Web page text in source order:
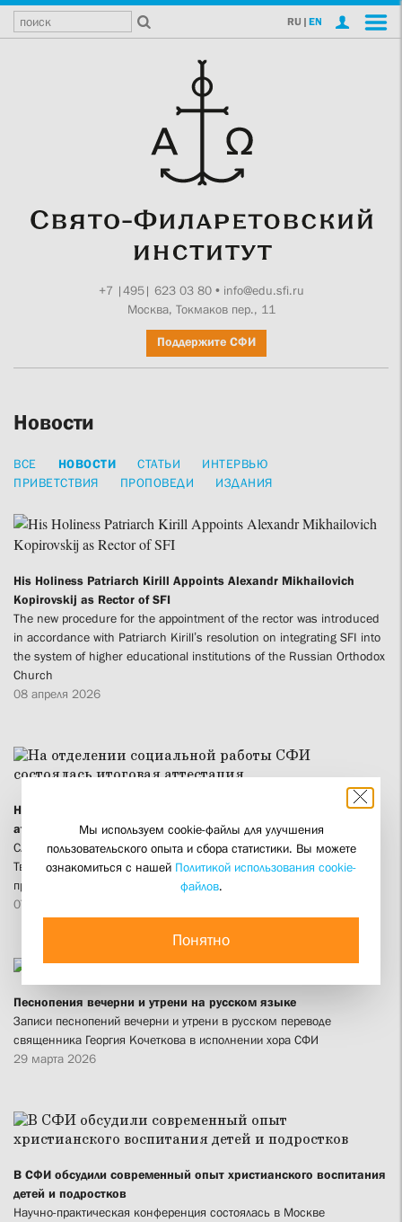
RU | EN
+7 |495| 623 03 80• info@edu.sfi.ru
Москва, Токмаков пер., 11
Поддержите СФИ
Новости
ВСЕ НОВОСТИ СТАТЬИ
ИНТЕРВЬЮ
ПРИВЕТСТВИЯ
ПРОПОВЕДИ ИЗДАНИЯ
His Holiness Patriarch Kirill Appoints Alexandr Mikhailovich
Kopirovskij as Rector of SFI
The new procedure for the appointment of the rector was introduced
in accordance with Patriarch Kirill’s resolution on integrating SFI into
the system of higher educational institutions of the Russian Orthodox
Church
08 апреля 2026
На отделении социальной работы СФИ состоялась итоговая
аттестация
Слушатели из Москвы, Санкт-Петербурга, Екатеринбурга, Самары,
Твери, Воронежа, Северодвинска и других городов получили
профессию социального координатора
07 апреля 2026
Песнопения вечерни и утрени на русском языке
Записи песнопений вечерни и утрени в русском переводе
священника Георгия Кочеткова в исполнении хора СФИ
29 марта 2026
В СФИ обсудили современный опыт христианского воспитания
детей и подростков
Научно-практическая конференция состоялась в Москве
Мы используем cookie-файлы для улучшения
пользовательского опыта и сбора статистики. Вы можете
ознакомиться с нашей Политикой использования cookie-
файлов.
Понятно